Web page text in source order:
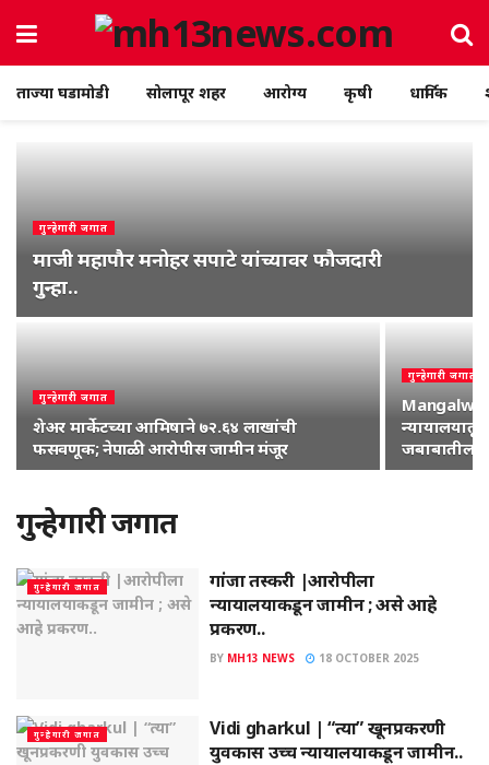
ताज्या घडामोडी सोलापूर शहर आरोग्य कृषी धार्मिक
गुन्हेगारी जगात
माजी महापौर मनोहर सपाटे यांच्यावर फौजदारी
गुन्हा..
गुन्हेगारी जगात
शेअर मार्केटच्या आमिषाने ७२.६४ लाखांची
फसवणूक; नेपाळी आरोपीस जामीन मंजूर
गुन्हेगारी जगात
न्यायालयातून
जबाबातील..
गुन्हेगारी जगात
गुन्हेगारी जगात
गांजा तस्करी |आरोपीला
न्यायालयाकडून जामीन ; असे आहे
प्रकरण..
BY MH13 NEWS 18 OCTOBER 2025
गुन्हेगारी जगात
Vidi gharkul | “त्या” खूनप्रकरणी
युवकास उच्च न्यायालयाकडून जामीन..